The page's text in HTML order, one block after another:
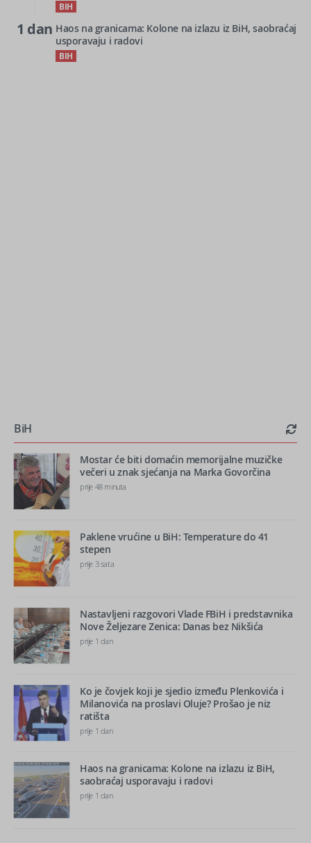
BIH
1 dan Haos na granicama: Kolone na izlazu iz BiH, saobraćaj
usporavaju i radovi
BIH
BiH
Mostar će biti domaćin memorijalne muzičke
večeri u znak sjećanja na Marka Govorčina
prije 48 minuta
Paklene vrućine u BiH: Temperature do 41
stepen
prije 3 sata
Nastavljeni razgovori Vlade FBiH i predstavnika
Nove Željezare Zenica: Danas bez Nikšića
prije 1 dan
Ko je čovjek koji je sjedio između Plenkovića i
Milanovića na proslavi Oluje? Prošao je niz
ratišta
prije 1 dan
Haos na granicama: Kolone na izlazu iz BiH,
saobraćaj usporavaju i radovi
prije 1 dan